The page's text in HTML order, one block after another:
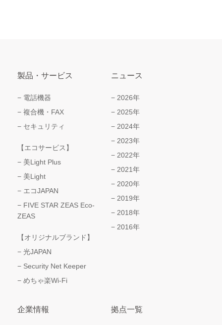
製品・サービス
電話機器
複合機・FAX
セキュリティ
【エコサービス】
美Light Plus
美Light
エコJAPAN
FIVE STAR ZEAS Eco-
ZEAS
【オリジナルブランド】
光JAPAN
Security Net Keeper
めちゃ楽Wi-Fi
ニュース
2026年
2025年
2024年
2023年
2022年
2021年
2020年
2019年
2018年
2016年
企業情報 拠点一覧